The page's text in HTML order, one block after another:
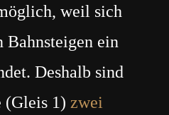
weil sich
Bahnsteigen ein
Deshalb sind
(Gleis 1) zwei